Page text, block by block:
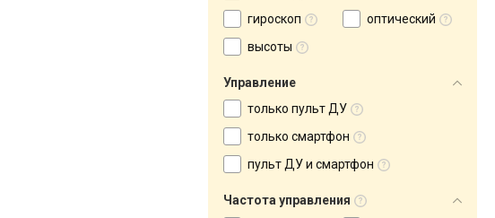
гироскоп
оптический
высоты
Управление
только пульт ДУ
только смартфон
пульт ДУ и смартфон
Частота управления